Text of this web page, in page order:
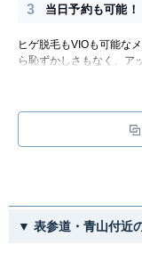
3 当日予約も可能！
ヒゲ脱毛もVIOも可能な
ら恥ずかしさもなく、ア
最新のHIPL脱毛で剛毛
しょう。全身45分で照射
初回限定でお好きな1か
券や髭脱毛通い放題など
▼ 表参道・青山付近